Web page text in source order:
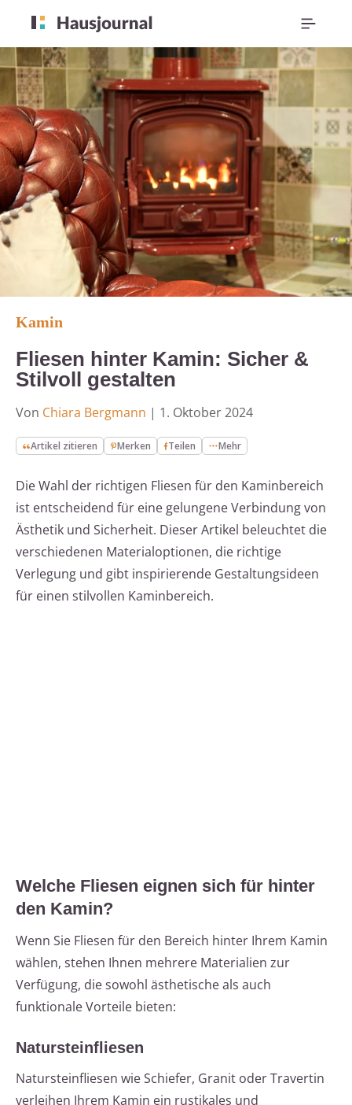
Kamin
Fliesen hinter Kamin: Sicher &
Stilvoll gestalten
Von Chiara Bergmann | 1. Oktober 2024
Artikel zitieren Merken Teilen Mehr
Die Wahl der richtigen Fliesen für den Kaminbereich
ist entscheidend für eine gelungene Verbindung von
Ästhetik und Sicherheit. Dieser Artikel beleuchtet die
verschiedenen Materialoptionen, die richtige
Verlegung und gibt inspirierende Gestaltungsideen
für einen stilvollen Kaminbereich.
Welche Fliesen eignen sich für hinter
den Kamin?
Wenn Sie Fliesen für den Bereich hinter Ihrem Kamin
wählen, stehen Ihnen mehrere Materialien zur
Verfügung, die sowohl ästhetische als auch
funktionale Vorteile bieten:
Natursteinfliesen
Natursteinfliesen wie Schiefer, Granit oder Travertin
verleihen Ihrem Kamin ein rustikales und